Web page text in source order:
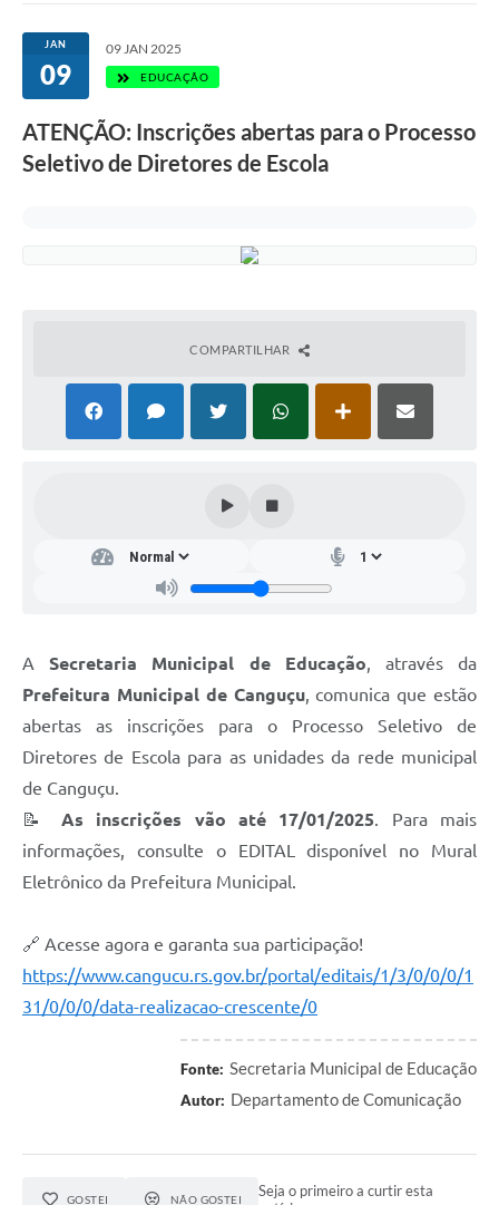
JAN
09
09 JAN 2025
EDUCAÇÃO
ATENÇÃO: Inscrições abertas para o Processo
Seletivo de Diretores de Escola
COMPARTILHAR
ASecretaria Municipal de Educação, através da
Prefeitura Municipal de Canguçu, comunica que estão
abertas as inscrições para o Processo Seletivo de
Diretores de Escola para as unidades da rede municipal
de Canguçu.
📝 As inscrições vão até 17/01/2025. Para mais
informações, consulte o EDITAL disponível no Mural
Eletrônico da Prefeitura Municipal.
🔗 Acesse agora e garanta sua participação!
https://www.cangucu.rs.gov.br/portal/editais/1/3/0/0/0/1
31/0/0/0/data-realizacao-crescente/0
Fonte: Secretaria Municipal de Educação
Autor: Departamento de Comunicação
GOSTEI NÃO GOSTEI
Seja o primeiro a curtir esta